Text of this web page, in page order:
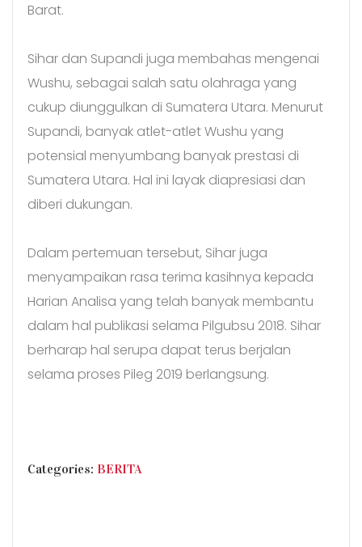
Barat.
Sihar dan Supandi juga membahas mengenai
Wushu, sebagai salah satu olahraga yang
cukup diunggulkan di Sumatera Utara. Menurut
Supandi, banyak atlet-atlet Wushu yang
potensial menyumbang banyak prestasi di
Sumatera Utara. Hal ini layak diapresiasi dan
diberi dukungan.
Dalam pertemuan tersebut, Sihar juga
menyampaikan rasa terima kasihnya kepada
Harian Analisa yang telah banyak membantu
dalam hal publikasi selama Pilgubsu 2018. Sihar
berharap hal serupa dapat terus berjalan
selama proses Pileg 2019 berlangsung.
CATEGORIES
Categories: BERITA